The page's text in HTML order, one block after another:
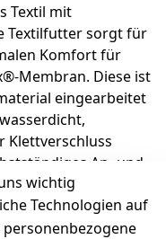
Textil mit
Textilfutter sorgt für
Komfort für
Membran. Diese ist
eingearbeitet
Klettverschluss
An- und
macht es
auszuwählen.
since 1893.
wichtig
Technologien auf